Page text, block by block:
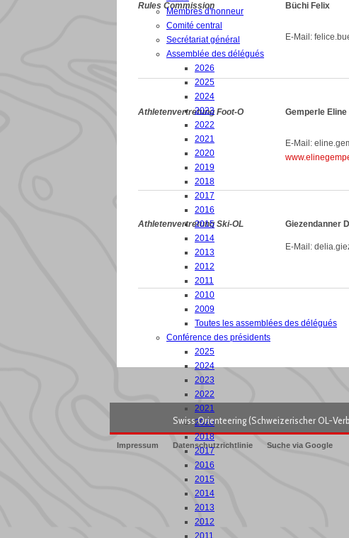
Membres d'honneur
Comité central
Secrétariat général
Assemblée des délégués
2026
2025
2024
2023
2022
2021
2020
2019
2018
2017
2016
2015
2014
2013
2012
2011
2010
2009
Toutes les assemblées des délégués
Conférence des présidents
2025
2024
2023
2022
2021
2020
2018
2017
2016
2015
2014
2013
2012
2011
Rules Commission Büchi Felix
E-Mail:
Athletenvertretung Foot-O Gemperle Eline
E-Mail:
Athletenvertretung Ski-OL Giezendanner
E-Mail:
Swiss Orienteering (Schweizerischer OL-
Impressum Datenschutzrichtlinie Suche via Google